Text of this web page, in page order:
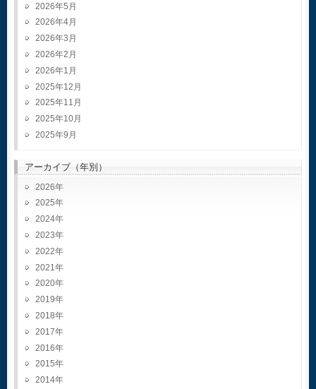
2026年5月
2026年4月
2026年3月
2026年2月
2026年1月
2025年12月
2025年11月
2025年10月
2025年9月
アーカイブ（年別）
2026
2025
2024
2023
2022
2021
2020
2019
2018
2017
2016
2015
2014